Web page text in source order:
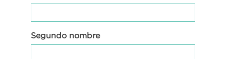
Segundo nombre